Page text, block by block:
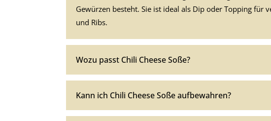
Gewürzen besteht. Sie ist ideal als Dip oder Topping für
und Ribs.
Wozu passt Chili Cheese Soße?
Kann ich Chili Cheese Soße aufbewahren?